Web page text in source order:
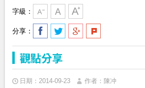
字級：
分享：
觀點分享
日期：2014-09-23 作者：陳冲